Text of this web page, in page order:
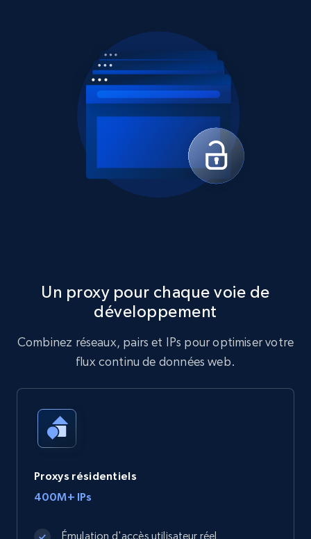
Un proxy pour chaque voie de
développement
Combinez réseaux, pairs et IPs pour optimiser votre
flux continu de données web.
Proxys résidentiels
400M+ IPs
Émulation d'accès utilisateur réel